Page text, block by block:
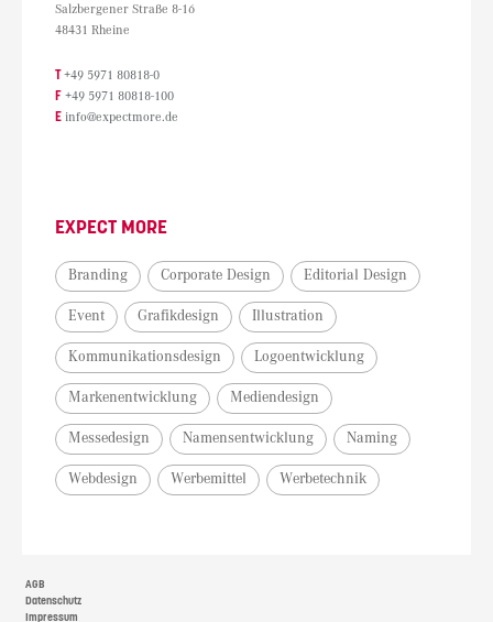
Salzbergener Straße 8-16
48431 Rheine
T +49 5971 80818-0
F +49 5971 80818-100
E info@expectmore.de
EXPECT MORE
Branding Corporate Design Editorial Design
Event Grafikdesign Illustration
Kommunikationsdesign Logoentwicklung
Markenentwicklung Mediendesign
Messedesign Namensentwicklung Naming
Webdesign Werbemittel Werbetechnik
AGB
Datenschutz
Impressum